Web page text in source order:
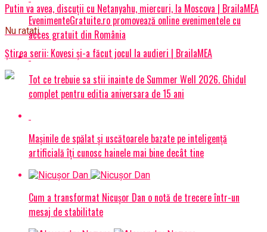
Putin va avea, discuţii cu Netanyahu, miercuri, la Moscova | BrailaMEA
Nu ratati
Știrea serii: Kovesi și-a făcut jocul la audieri | BrailaMEA
EvenimenteGratuite.ro promovează online evenimentele cu
acces gratuit din România
Tot ce trebuie sa stii inainte de Summer Well 2026. Ghidul
complet pentru editia aniversara de 15 ani
Mașinile de spălat și uscătoarele bazate pe inteligență
artificială îți cunosc hainele mai bine decât tine
Cum a transformat Nicușor Dan o notă de trecere într-un
mesaj de stabilitate